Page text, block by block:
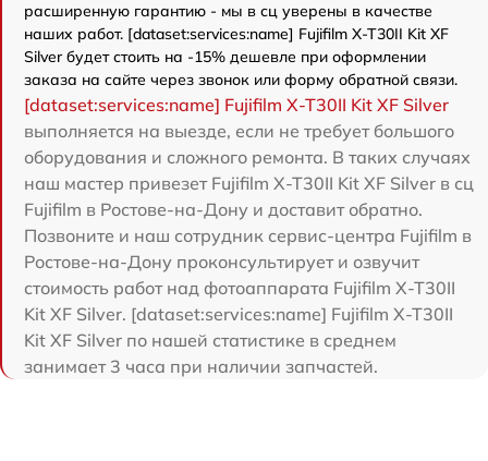
расширенную гарантию - мы в сц уверены в качестве
наших работ. [dataset:services:name] Fujifilm X-T30II Kit XF
Silver будет стоить на -15% дешевле при оформлении
заказа на сайте через звонок или форму обратной связи.
[dataset:services:name] Fujifilm X-T30II Kit XF Silver
выполняется на выезде, если не требует большого
оборудования и сложного ремонта. В таких случаях
наш мастер привезет Fujifilm X-T30II Kit XF Silver в сц
Fujifilm в Ростове-на-Дону и доставит обратно.
Позвоните и наш сотрудник сервис-центра Fujifilm в
Ростове-на-Дону проконсультирует и озвучит
стоимость работ над фотоаппарата Fujifilm X-T30II
Kit XF Silver. [dataset:services:name] Fujifilm X-T30II
Kit XF Silver по нашей статистике в среднем
занимает 3 часа при наличии запчастей.